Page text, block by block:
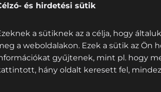
és hirdetési sütik
a sütiknek az a célja, hogy
a weboldalakon. Ezek a sütik az Ön
gyűjtenek, mint pl. hogy
hány oldalt keresett fel,